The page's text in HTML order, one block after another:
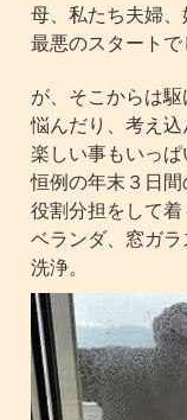
母、私たち夫婦
最悪のスタートで
が、そこからは
悩んだり、考え込
楽しい事もいっぱ
恒例の年末３日間
役割分担をして着
ベランダ、窓ガ
洗浄。